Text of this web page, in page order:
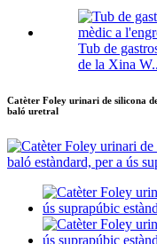
Tub de
de la Xina
Catèter Foley urinari de silicona
baló uretral